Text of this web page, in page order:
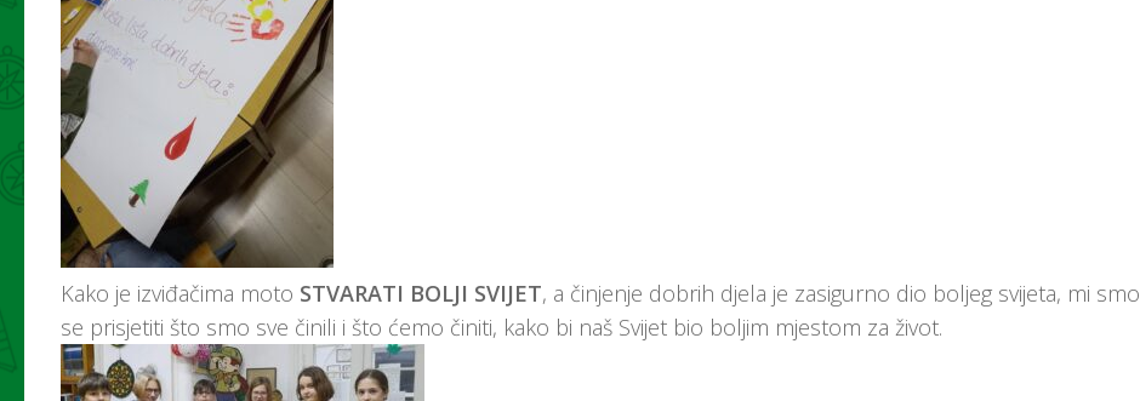
Kako je izviđačima moto STVARATI BOLJI SVIJET, a činjenje dobrih djela je zasigurno dio boljeg svijeta, mi smo
se prisjetiti što smo sve činili i što ćemo činiti, kako bi naš Svijet bio boljim mjestom za život.